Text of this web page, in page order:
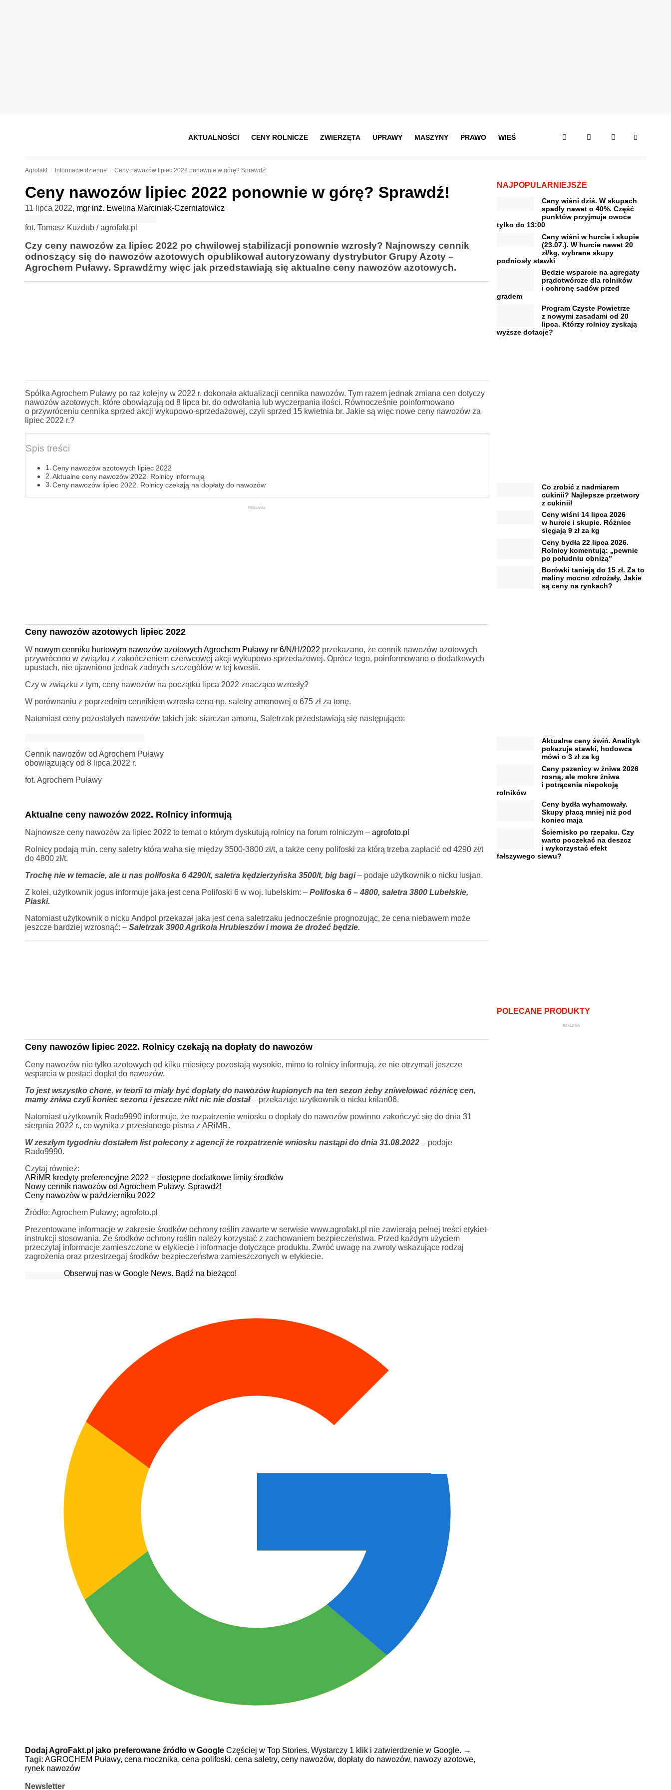
AKTUALNOŚCI CENY ROLNICZE ZWIERZĘTA UPRAWY MASZYNY PRAWO WIEŚ
Agrofakt Informacje dzienne Ceny nawozów lipiec 2022 ponownie w górę? Sprawdź!
Ceny nawozów lipiec 2022 ponownie w górę? Sprawdź!
11 lipca 2022, mgr inż. Ewelina Marciniak-Czerniatowicz
fot. Tomasz Kuźdub / agrofakt.pl
Czy ceny nawozów za lipiec 2022 po chwilowej stabilizacji ponownie wzrosły? Najnowszy cennik
odnoszący się do nawozów azotowych opublikował autoryzowany dystrybutor Grupy Azoty –
Agrochem Puławy. Sprawdźmy więc jak przedstawiają się aktualne ceny nawozów azotowych.
Spółka Agrochem Puławy po raz kolejny w 2022 r. dokonała aktualizacji cennika nawozów. Tym razem jednak zmiana cen dotyczy
nawozów azotowych, które obowiązują od 8 lipca br. do odwołania lub wyczerpania ilości. Równocześnie poinformowano
o przywróceniu cennika sprzed akcji wykupowo-sprzedażowej, czyli sprzed 15 kwietnia br. Jakie są więc nowe ceny nawozów za
lipiec 2022 r.?
Spis treści
Ceny nawozów azotowych lipiec 2022
Aktualne ceny nawozów 2022. Rolnicy informują
Ceny nawozów lipiec 2022. Rolnicy czekają na dopłaty do nawozów
REKLAMA
Ceny nawozów azotowych lipiec 2022
W nowym cenniku hurtowym nawozów azotowych Agrochem Puławy nr 6/N/H/2022 przekazano, że cennik nawozów azotowych
przywrócono w związku z zakończeniem czerwcowej akcji wykupowo-sprzedażowej. Oprócz tego, poinformowano o dodatkowych
upustach, nie ujawniono jednak żadnych szczegółów w tej kwestii.
Czy w związku z tym, ceny nawozów na początku lipca 2022 znacząco wzrosły?
W porównaniu z poprzednim cennikiem wzrosła cena np. saletry amonowej o 675 zł za tonę.
Natomiast ceny pozostałych nawozów takich jak: siarczan amonu, Saletrzak przedstawiają się następująco:
Cennik nawozów od Agrochem Puławy
obowiązujący od 8 lipca 2022 r.
fot. Agrochem Puławy
Aktualne ceny nawozów 2022. Rolnicy informują
Najnowsze ceny nawozów za lipiec 2022 to temat o którym dyskutują rolnicy na forum rolniczym – agrofoto.pl
Rolnicy podają m.in. ceny saletry która waha się między 3500-3800 zł/t, a także ceny polifoski za którą trzeba zapłacić od 4290 zł/t
do 4800 zł/t.
Trochę nie w temacie, ale u nas polifoska 6 4290/t, saletra kędzierzyńska 3500/t, big bagi– podaje użytkownik o nicku lusjan.
Z kolei, użytkownik jogus informuje jaka jest cena Polifoski 6 w woj. lubelskim: – Polifoska 6 – 4800, saletra 3800 Lubelskie,
Piaski.
Natomiast użytkownik o nicku Andpol przekazał jaka jest cena saletrzaku jednocześnie prognozując, że cena niebawem może
jeszcze bardziej wzrosnąć: –Saletrzak 3900 Agrikola Hrubieszów i mowa że drożeć będzie.
Ceny nawozów lipiec 2022. Rolnicy czekają na dopłaty do nawozów
Ceny nawozów nie tylko azotowych od kilku miesięcy pozostają wysokie, mimo to rolnicy informują, że nie otrzymali jeszcze
wsparcia w postaci dopłat do nawozów.
To jest wszystko chore, w teorii to miały być dopłaty do nawozów kupionych na ten sezon żeby zniwelować różnicę cen,
mamy żniwa czyli koniec sezonu i jeszcze nikt nic nie dostał– przekazuje użytkownik o nicku krilan06.
Natomiast użytkownik Rado9990 informuje, że rozpatrzenie wniosku o dopłaty do nawozów powinno zakończyć się do dnia 31
sierpnia 2022 r., co wynika z przesłanego pisma z ARiMR.
W zeszłym tygodniu dostałem list polecony z agencji że rozpatrzenie wniosku nastąpi do dnia 31.08.2022 – podaje
Rado9990.
Czytaj również:
ARiMR kredyty preferencyjne 2022 – dostępne dodatkowe limity środków
Nowy cennik nawozów od Agrochem Puławy. Sprawdź!
Ceny nawozów w październiku 2022
Źródło: Agrochem Puławy; agrofoto.pl
Prezentowane informacje w zakresie środków ochrony roślin zawarte w serwisie www.agrofakt.pl nie zawierają pełnej treści etykiet-
instrukcji stosowania. Ze środków ochrony roślin należy korzystać z zachowaniem bezpieczeństwa. Przed każdym użyciem
przeczytaj informacje zamieszczone w etykiecie i informacje dotyczące produktu. Zwróć uwagę na zwroty wskazujące rodzaj
zagrożenia oraz przestrzegaj środków bezpieczeństwa zamieszczonych w etykiecie.
Obserwuj nas w Google News. Bądź na bieżąco!
Dodaj AgroFakt.pl jako preferowane źródło w Google Częściej w Top Stories. Wystarczy 1 klik i zatwierdzenie w Google. →
Tagi: AGROCHEM Puławy, cena mocznika, cena polifoski, cena saletry, ceny nawozów, dopłaty do nawozów, nawozy azotowe,
rynek nawozów
Newsletter
NAJPOPULARNIEJSZE
Ceny wiśni dziś. W skupach
spadły nawet o 40%. Część
punktów przyjmuje owoce
tylko do 13:00
Ceny wiśni w hurcie i skupie
(23.07.). W hurcie nawet 20
zł/kg, wybrane skupy
podniosły stawki
Będzie wsparcie na agregaty
prądotwórcze dla rolników
i ochronę sadów przed
gradem
Program Czyste Powietrze
z nowymi zasadami od 20
lipca. Którzy rolnicy zyskają
wyższe dotacje?
Co zrobić z nadmiarem
cukinii? Najlepsze przetwory
z cukinii!
Ceny wiśni 14 lipca 2026
w hurcie i skupie. Różnice
sięgają 9 zł za kg
Ceny bydła 22 lipca 2026.
Rolnicy komentują: „pewnie
po południu obniżą”
Borówki tanieją do 15 zł. Za to
maliny mocno zdrożały. Jakie
są ceny na rynkach?
Aktualne ceny świń. Analityk
pokazuje stawki, hodowca
mówi o 3 zł za kg
Ceny pszenicy w żniwa 2026
rosną, ale mokre żniwa
i potrącenia niepokoją
rolników
Ceny bydła wyhamowały.
Skupy płacą mniej niż pod
koniec maja
Ściernisko po rzepaku. Czy
warto poczekać na deszcz
i wykorzystać efekt
fałszywego siewu?
POLECANE PRODUKTY
REKLAMA